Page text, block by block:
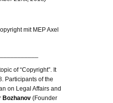
mit MEP Axel
of “Copyright”. It
Participants of the
on Legal Affairs and
Bozhanov (Founder